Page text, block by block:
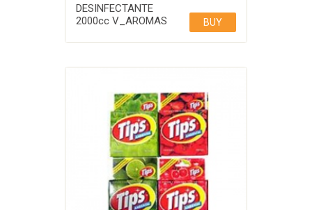
DESINFECTANTE
2000cc V_AROMAS
BUY